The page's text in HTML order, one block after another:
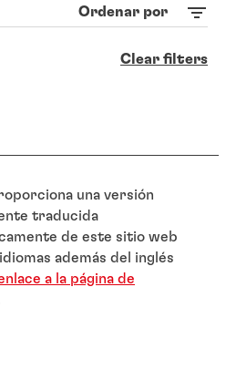
Ordenar por
Clear filters
una versión
traducida
de este sitio web
además del inglés
a la página de